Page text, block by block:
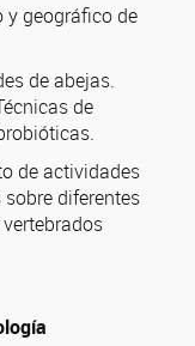
geográfico de
de abejas.
de
de actividades
diferentes